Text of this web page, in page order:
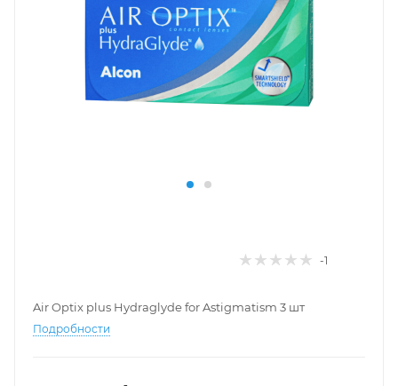
-1
Air Optix plus Hydraglyde for Astigmatism 3 шт
Подробности